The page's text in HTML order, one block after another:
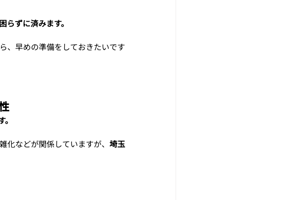
ずに済みます。
、早めの準備をしておきたいです
などが関係していますが、 埼玉